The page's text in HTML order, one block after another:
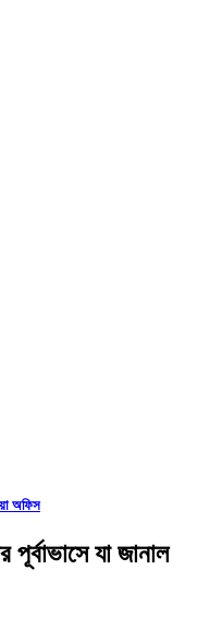
অফিস
পূর্বাভাসে যা জানাল